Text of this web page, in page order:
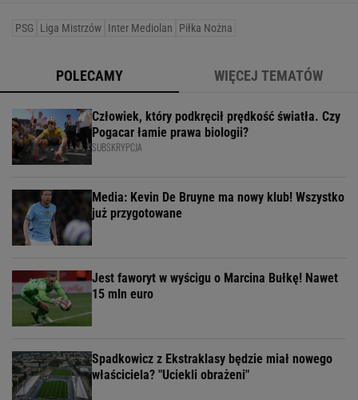
PSG Liga Mistrzów Inter Mediolan Piłka Nożna
POLECAMY WIĘCEJ TEMATÓW
Człowiek, który podkręcił prędkość światła. Czy
Pogacar łamie prawa biologii?
SUBSKRYPCJA
Media: Kevin De Bruyne ma nowy klub! Wszystko
już przygotowane
Jest faworyt w wyścigu o Marcina Bułkę! Nawet
15 mln euro
Spadkowicz z Ekstraklasy będzie miał nowego
właściciela? "Uciekli obrażeni"